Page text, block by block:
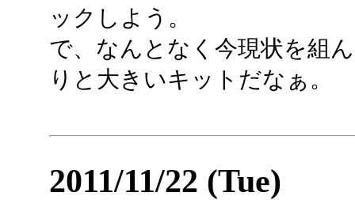
ックしよう。
で、なんとなく今現状を組
りと大きいキットだなぁ。
2011/11/22 (Tue)